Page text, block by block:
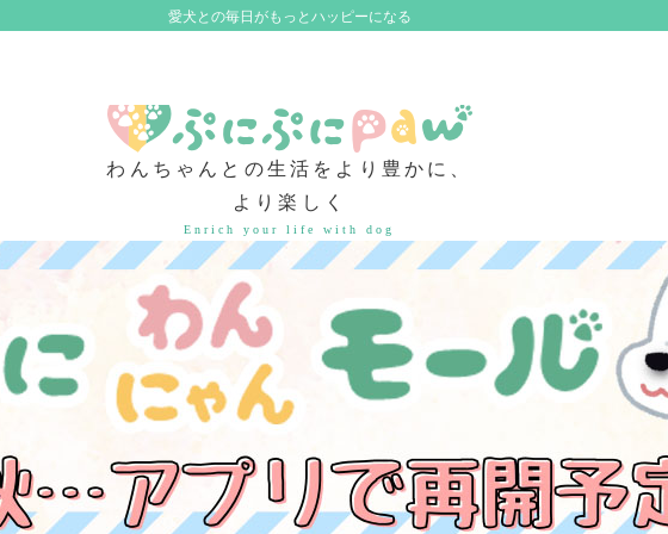
愛犬との毎日がもっとハッピーになる
わんちゃんとの生活をより豊かに、
より楽しく
Enrich your life with dog